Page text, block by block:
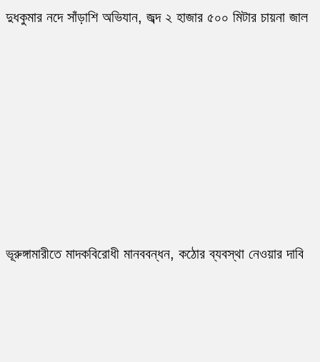
দুধকুমার নদে সাঁড়াশি অভিযান, জব্দ ২ হাজার ৫০০ মিটার চায়না জাল
ভূরুঙ্গামারীতে মাদকবিরোধী মানববন্ধন, কঠোর ব্যবস্থা নেওয়ার দাবি